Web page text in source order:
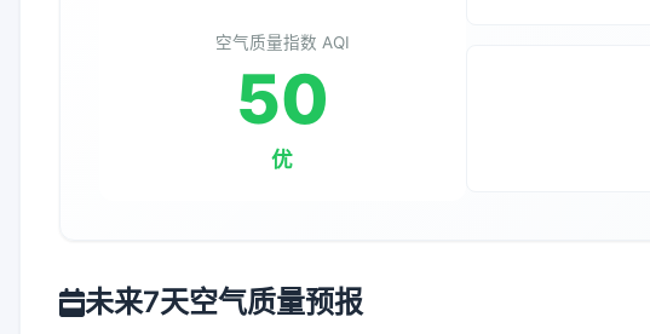
空气质量指数 AQI
50
优
未来7天空气质量预报